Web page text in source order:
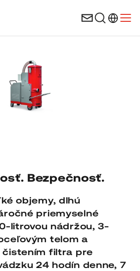
Výber
Bezpečnosť.
objemy, dlhú
priemyselné
litrovou nádržou, 3-
telom a
filtra pre
24 hodín denne, 7